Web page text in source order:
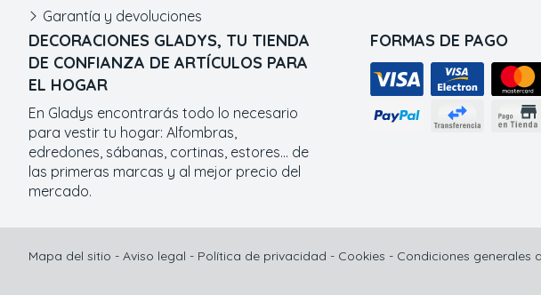
DECORACIONES GLADYS, TU TIENDA
DE CONFIANZA DE ARTÍCULOS PARA
EL HOGAR
En Gladys encontrarás todo lo necesario
para vestir tu hogar: Alfombras,
edredones, sábanas, cortinas, estores... de
las primeras marcas y al mejor precio del
mercado.
FORMAS DE PAGO
Garantía y devoluciones
Mapa del sitio - Aviso legal - Política de privacidad - Cookies - Condiciones generales